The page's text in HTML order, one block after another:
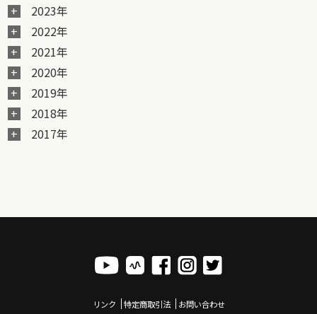
2023年
2022年
2021年
2020年
2019年
2018年
2017年
リンク 特定商取引法 お問い合わせ